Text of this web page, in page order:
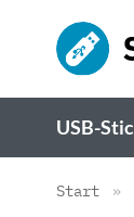
Inhalt
springen
USB-
Start »